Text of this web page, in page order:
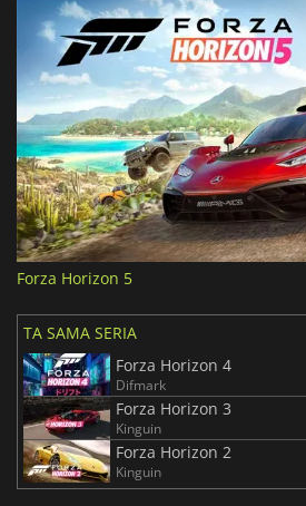
Forza Horizon 5
TA SAMA SERIA
Forza Horizon 4
Difmark
Forza Horizon 3
Kinguin
Forza Horizon 2
Kinguin